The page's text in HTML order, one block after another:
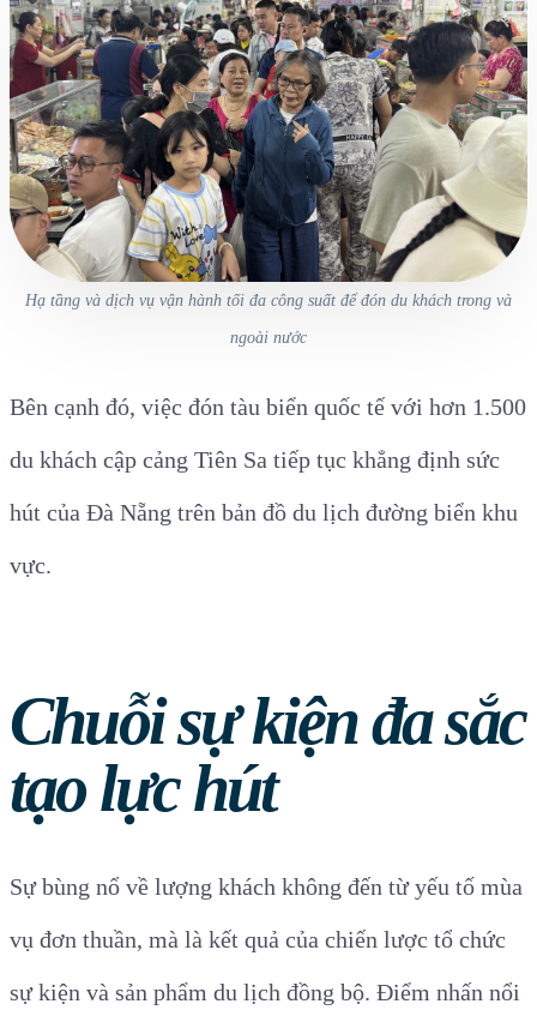
Hạ tầng và dịch vụ vận hành tối đa công suất để đón du khách trong và
ngoài nước
Bên cạnh đó, việc đón tàu biển quốc tế với hơn 1.500
du khách cập cảng Tiên Sa tiếp tục khẳng định sức
hút của Đà Nẵng trên bản đồ du lịch đường biển khu
vực.
Chuỗi sự kiện đa sắc
tạo lực hút
Sự bùng nổ về lượng khách không đến từ yếu tố mùa
vụ đơn thuần, mà là kết quả của chiến lược tổ chức
sự kiện và sản phẩm du lịch đồng bộ. Điểm nhấn nổi